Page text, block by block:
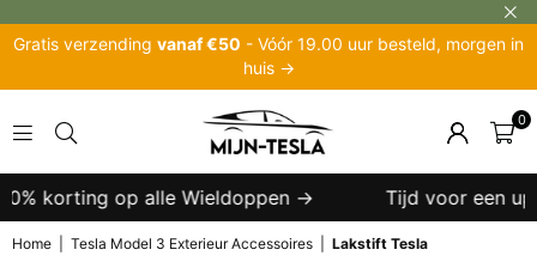
Gratis verzending vanaf €50 - Vóór 19.00 uur besteld, morgen in
huis →
TESLA
0
korting op alle Wieldoppen → Tijd voor een
Home Tesla Model 3 Exterieur Accessoires Lakstift Tesla